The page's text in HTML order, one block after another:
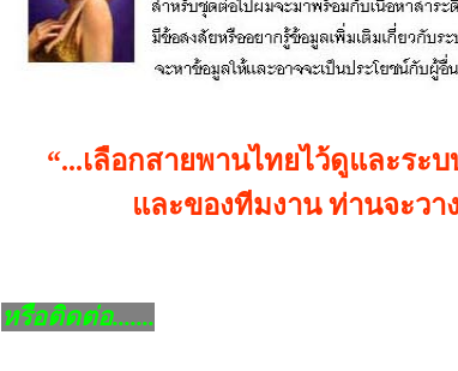
“...เลือกสายพานไทยไว้ดูและร
และของทีมงาน ท่านจะวา
หรือติดต่อ.......